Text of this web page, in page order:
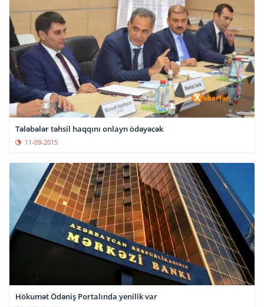
Tələbələr təhsil haqqını onlayn ödəyəcək
11-09-2015
Hökumət Ödəniş Portalında yenilik var